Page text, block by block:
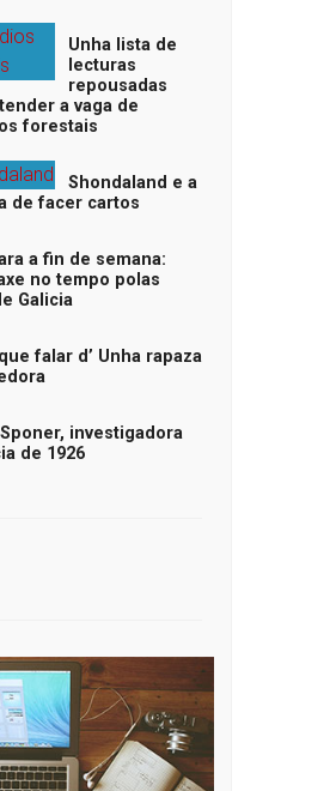
Unha lista de
lecturas
repousadas
a vaga de
forestais
Shondaland e a
de facer cartos
a fin de semana:
no tempo polas
Galicia
falar d’ Unha rapaza
investigadora
de 1926